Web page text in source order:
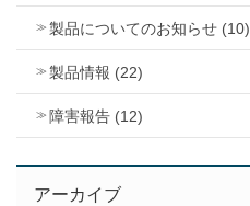
製品についてのお知らせ (10)
製品情報 (22)
障害報告 (12)
アーカイブ